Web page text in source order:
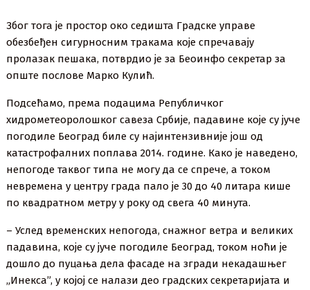
Због тога је простор око седишта Градске управе
обезбеђен сигурносним тракама које спречавају
пролазак пешака, потврдио је за Беоинфо секретар за
опште послове Марко Кулић.
Подсећамо, према подацима Републичког
хидрометеоролошког савеза Србије, падавине које су јуче
погодиле Београд биле су најинтензивније још од
катастрофалних поплава 2014. године. Како је наведено,
непогоде таквог типа не могу да се спрече, а током
невремена у центру града пало је 30 до 40 литара кише
по квадратном метру у року од свега 40 минута.
– Услед временских непогода, снажног ветра и великих
падавина, које су јуче погодиле Београд, током ноћи је
дошло до пуцања дела фасаде на згради некадашњег
„Инекса”, у којој се налази део градских секретаријата и